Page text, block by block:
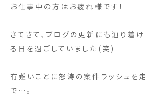
お仕事中の方はお疲れ様です！
さてさて、ブログの更新にも辿り着
る日を過ごしていました(笑)
有難いことに怒涛の案件ラッシュを
で…。